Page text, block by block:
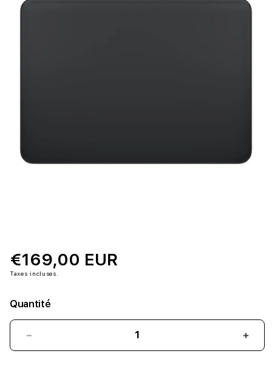
€169,00 EUR
Taxes incluses.
Quantité
Réduire
la
la